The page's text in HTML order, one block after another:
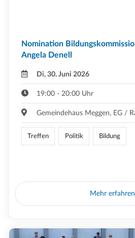
Nomination
Angela Denell
Di, 30. Juni 2026
19:00 - 20:00 Uhr
Gemeindehaus Meggen, EG /
Treffen Politik Bildung
Mehr erfahren